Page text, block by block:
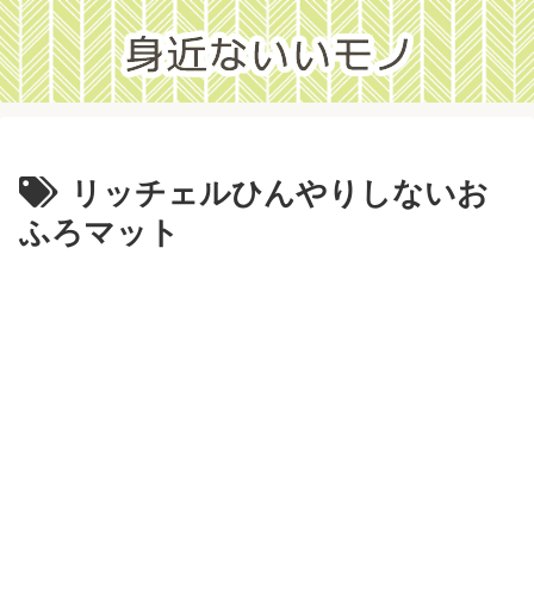
リッチェルひんやりしないお
ふろマット